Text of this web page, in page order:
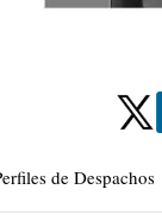
de Despachos